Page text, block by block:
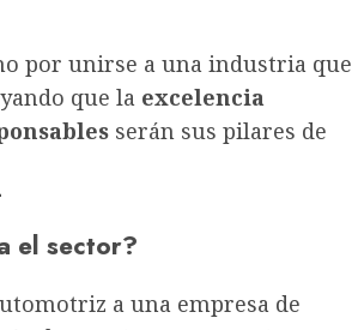
por unirse a una industria que
que la excelencia
serán sus pilares de
el sector?
a una empresa de